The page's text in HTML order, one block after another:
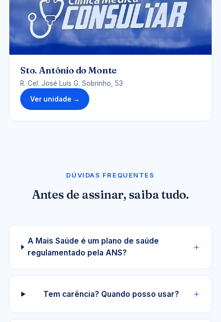
UNIDADE-SAMONTE.JPG
Sto. Antônio do Monte
R. Cel. José Luís G. Sobrinho, 53
Ver unidade →
DÚVIDAS FREQUENTES
Antes de assinar, saiba tudo.
A Mais Saúde é um plano de saúde
regulamentado pela ANS?
Tem carência? Quando posso usar?